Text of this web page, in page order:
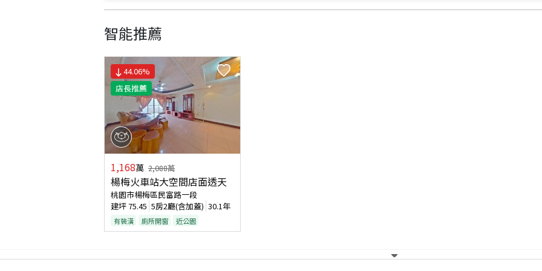
F 龍潭國小
智能推薦
44.06%
店長推薦
1,168萬 2,088萬
楊梅火車站大空間店面透天
桃園市楊梅區民富路一段
建坪75.45 5房2廳(含加蓋) 30.1年
有裝潢 廁所開窗 近公園